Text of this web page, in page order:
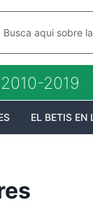
Busca aqui sobre
2010-2019
EL BETIS EN